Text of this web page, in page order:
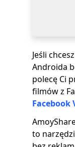
Jeśli
Androida
polecę Ci
filmów z
Facebook
to